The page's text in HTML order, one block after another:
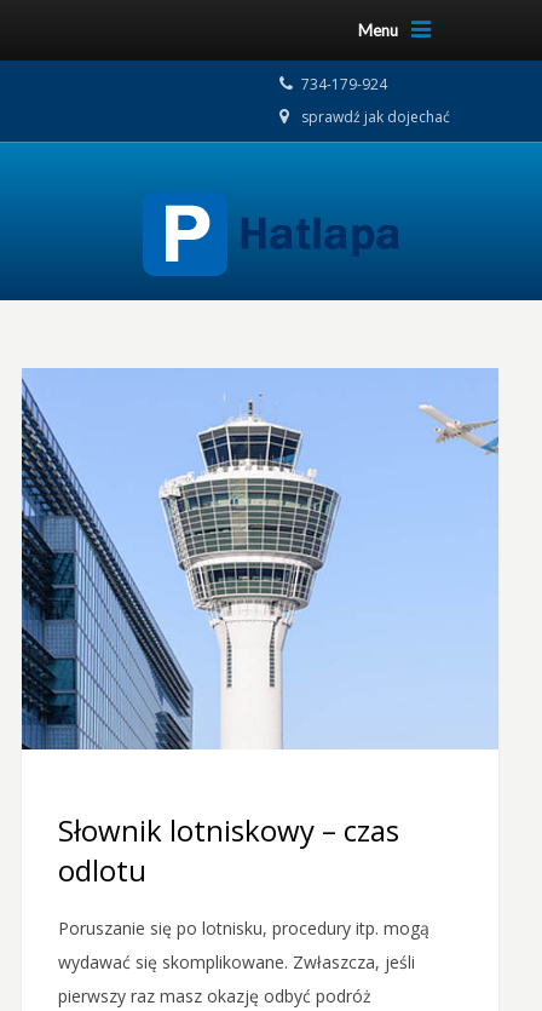
Menu
734-179-924
sprawdź jak dojechać
Słownik lotniskowy – czas
odlotu
Poruszanie się po lotnisku, procedury itp. mogą
wydawać się skomplikowane. Zwłaszcza, jeśli
pierwszy raz masz okazję odbyć podróż